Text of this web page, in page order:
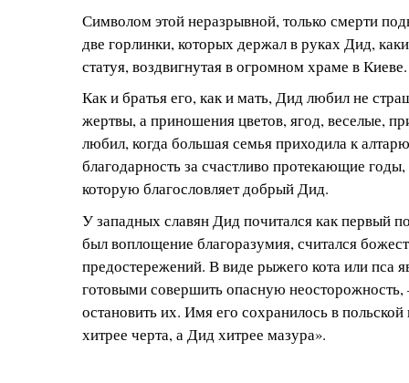
Символом этой неразрывной, только смерти
две горлинки, которых держал в руках Дид,
статуя, воздвигнутая в огромном храме в Киеве.
Как и братья его, как и мать, Дид любил не
жертвы, а приношения цветов, ягод, веселые,
любил, когда большая семья приходила к
благодарность за счастливо протекающие
которую благословляет добрый Дид.
У западных славян Дид почитался как первый
был воплощение благоразумия, считался
предостережений. В виде рыжего кота или пса
готовыми совершить опасную
остановить их. Имя его сохранилось в
хитрее черта, а Дид хитрее мазура».